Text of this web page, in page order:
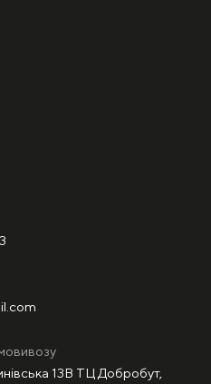
13В ТЦ Добробут,